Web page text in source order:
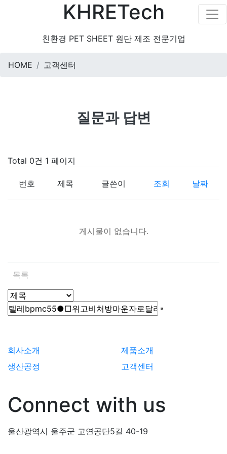
KHRETech
친환경 PET SHEET 원단 제조 전문기업
HOME 고객센터
질문과 답변
Total 0건 1 페이지
번호 제목 글쓴이 조회 날짜
게시물이 없습니다.
목록
회사소개
생산공정
제품소개
고객센터
Connect with us
울산광역시 울주군 고연공단5길 40-19